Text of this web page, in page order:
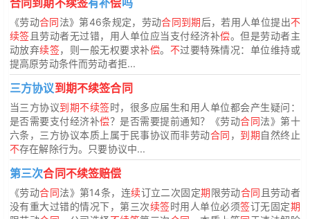
《劳动合同法》第46条规定，劳动合同到期后，若用人单位提出不
续签 且劳动者无过错，用人单位应当支付经济补偿。但是劳动者主
动放弃续签，则一般无权要求补偿。 不过要特殊情况：单位维持或
提高原劳动条件而劳动者拒...
三方协议到期不续签合同
当三方协议到期不续签时，很多应届生和用人单位都会产生疑问：
是否需要支付经济补偿？是否需要提前通知？《劳动合同法》第十
六条，三方协议本质上属于民事协议而非劳动合同 ， 到期自然终止
不存在解除行为。只要协议中...
第三次合同不续签赔偿
《劳动合同法》第14条，连续订立二次固定期限劳动合同 且劳动者
没有重大过错的情况下，第三次续签时用人单位必须签订无固定期